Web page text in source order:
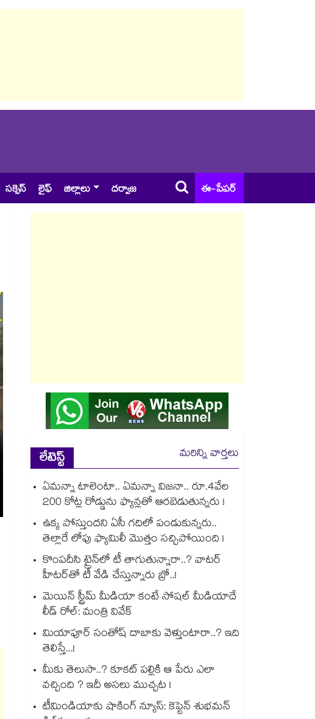
సక్సెస్ లైఫ్ జిల్లాలు దర్వాజ ఈ-పేపర్
లేటెస్ట్
మరిన్ని వార్తలు
ఏమన్నా టాలెంటా.. ఏమన్నా విజనా.. రూ.4వేల
200 కోట్ల రోడ్డును ఫ్యాన్లతో ఆరబెడుతున్నరు !
ఉక్క పోస్తుందని ఏసీ గదిలో పండుకున్నరు..
తెల్లారే లోపు ఫ్యామిలీ మొత్తం సచ్చిపోయింది !
కొంపదీసి ట్రైన్⁬లో టీ తాగుతున్నారా..? వాటర్
హీటర్⁭⁭తో టీ వేడి చేస్తున్నారు బ్రో..!
మెయిన్ స్ట్రీమ్ మీడియా కంటే సోషల్ మీడియాదే
లీడ్ రోల్: మంత్రి వివేక్
మియాపూర్ సంతోష్ దాబాకు వెళ్తుంటారా..? ఇది
తెలిస్తే...!
మీకు తెలుసా..? కూకట్ పల్లికి ఆ పేరు ఎలా
వచ్చింది ? ఇదీ అసలు ముచ్చట !
టీమిండియాకు షాకింగ్ న్యూస్: కెప్టెన్ శుభమన్